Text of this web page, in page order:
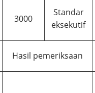
3000
Standar
eksekutif
Hasil pemeriksaan